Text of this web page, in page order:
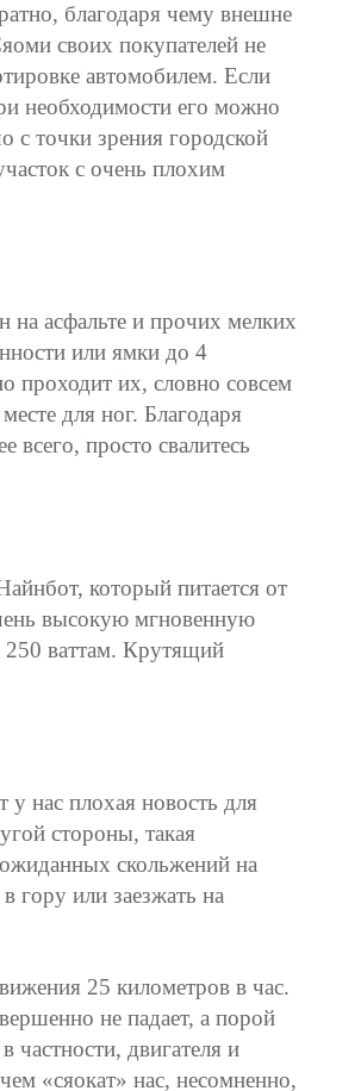
благодаря чему внешне
своих покупателей не
автомобилем. Если
необходимости его можно
с точки зрения городской
с очень плохим
на асфальте и прочих мелких
или ямки до 4
проходит их, словно совсем
для ног. Благодаря
всего, просто свалитесь
который питается от
высокую мгновенную
250 ваттам. Крутящий
у нас плохая новость для
стороны, такая
скольжений на
гору или заезжать на
25 километров в час.
не падает, а порой
частности, двигателя и
«сяокат» нас, несомненно,